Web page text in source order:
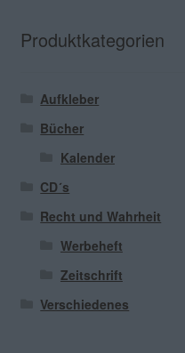
Produktkategorien
Aufkleber
Bücher
Kalender
CD´s
Recht und Wahrheit
Werbeheft
Zeitschrift
Verschiedenes